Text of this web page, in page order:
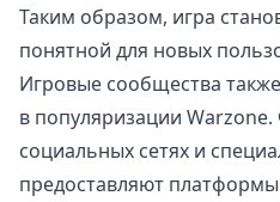
Таким образом, игра
понятной для новых
Игровые сообщества
в популяризации
социальных сетях и
предоставляют